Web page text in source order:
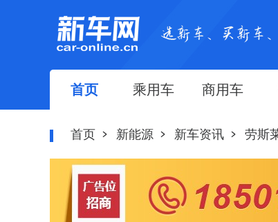
首页 乘用车 商用车
首页 新能源 新车资讯 劳斯